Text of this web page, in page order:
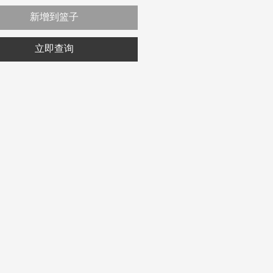
新增到篮子
立即查询